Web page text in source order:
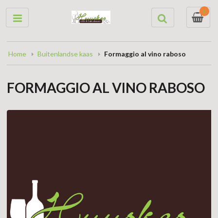
0
Home Buitenlandse kaas Formaggio al vino raboso
FORMAGGIO AL VINO RABOSO